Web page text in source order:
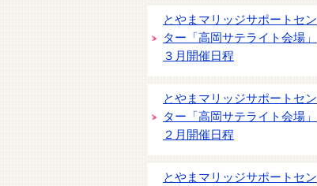
とやまマリッジサポートセン
ター「高岡サテライト会場」
３月開催日程
とやまマリッジサポートセン
ター「高岡サテライト会場」
２月開催日程
とやまマリッジサポートセン